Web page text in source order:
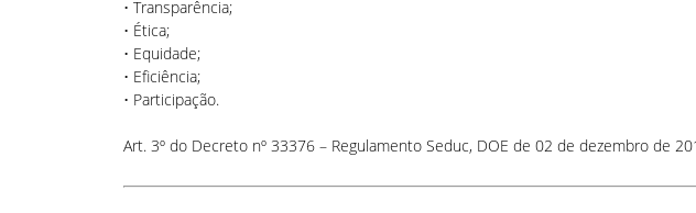
• Transparência;
• Ética;
• Equidade;
• Eficiência;
• Participação.
Art. 3º do Decreto nº 33376 – Regulamento Seduc, DOE de 02 de dezembro de